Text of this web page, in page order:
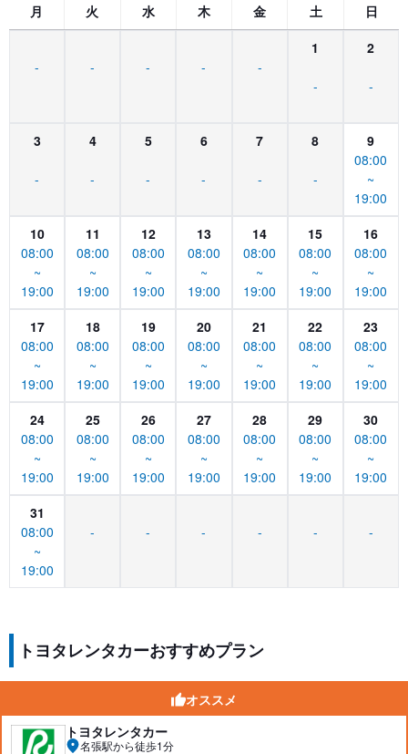
月 火 水 木 金 土 日
- - - - -
1
-
2
-
3
-
4
-
5
-
6
-
7
-
8
-
9
08:00
~
19:00
10
08:00
~
19:00
11
08:00
~
19:00
12
08:00
~
19:00
13
08:00
~
19:00
14
08:00
~
19:00
15
08:00
~
19:00
16
08:00
~
19:00
17
08:00
~
19:00
18
08:00
~
19:00
19
08:00
~
19:00
20
08:00
~
19:00
21
08:00
~
19:00
22
08:00
~
19:00
23
08:00
~
19:00
24
08:00
~
19:00
25
08:00
~
19:00
26
08:00
~
19:00
27
08:00
~
19:00
28
08:00
~
19:00
29
08:00
~
19:00
30
08:00
~
19:00
31
08:00
~
19:00
- - - - - -
トヨタレンタカーおすすめプラン
オススメ
トヨタレンタカー
名張駅から徒歩1分